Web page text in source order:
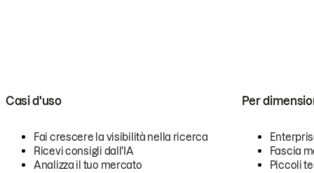
Casi d'uso
Fai crescere la visibilità nella ricerca
Ricevi consigli dall'IA
Analizza il tuo mercato
Per
Fascia
Piccoli